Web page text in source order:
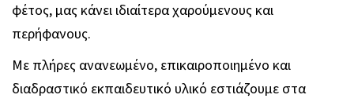
φέτος, μας κάνει ιδιαίτερα χαρούμενους και
περήφανους.
Με πλήρες ανανεωμένο, επικαιροποιημένο και
διαδραστικό εκπαιδευτικό υλικό εστιάζουμε στα